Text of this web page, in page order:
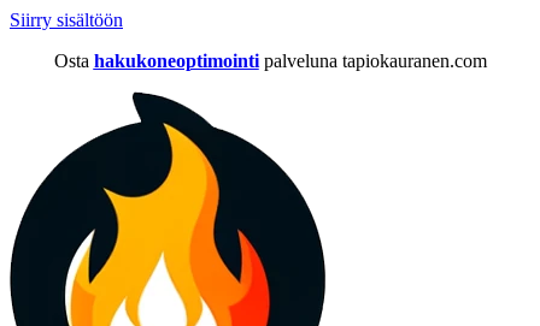
Siirry sisältöön
Osta hakukoneoptimointi palveluna tapiokauranen.com